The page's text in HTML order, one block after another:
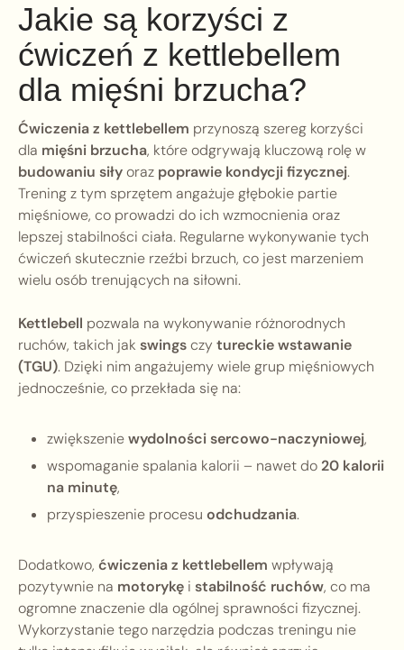
Jakie są korzyści z
ćwiczeń z kettlebellem
dla mięśni brzucha?
Ćwiczenia z kettlebellem przynoszą szereg korzyści
dla mięśni brzucha, które odgrywają kluczową rolę w
budowaniu siłyoraz poprawie kondycji fizycznej.
Trening z tym sprzętem angażuje głębokie partie
mięśniowe, co prowadzi do ich wzmocnienia oraz
lepszej stabilności ciała. Regularne wykonywanie tych
ćwiczeń skutecznie rzeźbi brzuch, co jest marzeniem
wielu osób trenujących na siłowni.
Kettlebell pozwala na wykonywanie różnorodnych
ruchów, takich jak swingsczy tureckie wstawanie
(TGU). Dzięki nim angażujemy wiele grup mięśniowych
jednocześnie, co przekłada się na:
zwiększeniewydolności sercowo-naczyniowej,
wspomaganie spalania kalorii – nawet do20 kalorii
na minutę,
przyspieszenie procesu odchudzania.
Dodatkowo, ćwiczenia z kettlebellem wpływają
pozytywnie na motorykę i stabilność ruchów, co ma
ogromne znaczenie dla ogólnej sprawności fizycznej.
Wykorzystanie tego narzędzia podczas treningu nie